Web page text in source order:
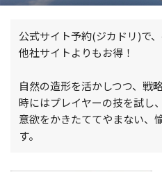
公式サイト予約(ジカドリ)で
他社サイトよりもお得！
自然の造形を活かしつつ、戦
時にはプレイヤーの技を試し
意欲をかきたててやまない、
す。